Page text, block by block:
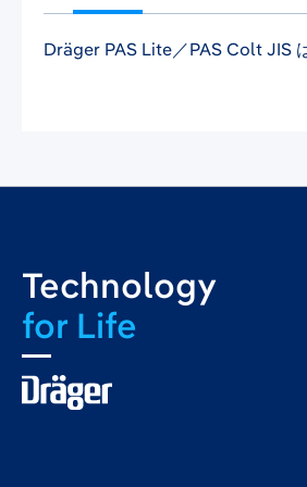
Dräger PAS Lite／PAS Colt JIS
Technology
for Life